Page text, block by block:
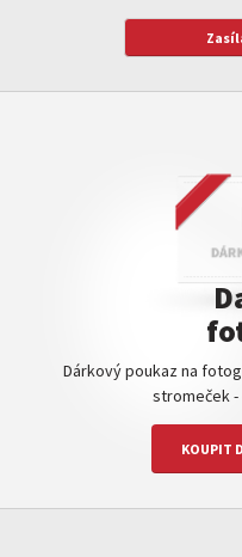
Dárkový poukaz na
stromeček
KOUPIT